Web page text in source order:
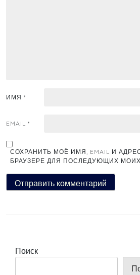
ИМЯ *
EMAIL *
СОХРАНИТЬ МОЁ ИМЯ, EMAIL И
БРАУЗЕРЕ ДЛЯ ПОСЛЕДУЮЩИХ
Поиск